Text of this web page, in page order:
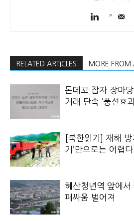
RELATED ARTICLES MORE FROM
돈데꼬 잡자 장마
거래 단속 ‘풍선효
[북한읽기] 재해 방
기’만으로는 어렵다
혜산청년역 앞에
패싸움 벌어져